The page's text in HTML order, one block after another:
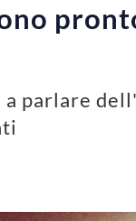
parlare